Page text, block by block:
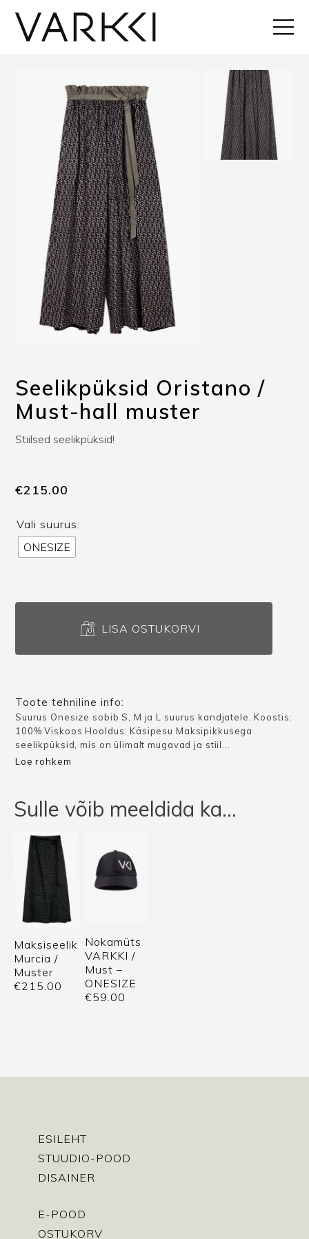
Seelikpüksid Oristano /
Must-hall muster
Stiilsed seelikpüksid!
€215.00
Vali suurus:
ONESIZE
muster
kogus
LISA OSTUKORVI
Toote tehniline info:
Suurus Onesize sobib S, M ja L suurus kandjatele. Koostis:
100% Viskoos Hooldus: Käsipesu Maksipikkusega
seelikpüksid, mis on ülimalt mugavad ja stiil...
Loe rohkem
Sulle võib meeldida ka…
Maksiseelik
Murcia /
Muster
€215.00
Nokamüts
VARKKI /
Must –
ONESIZE
€59.00
ESILEHT
STUUDIO-POOD
DISAINER
E-POOD
OSTUKORV